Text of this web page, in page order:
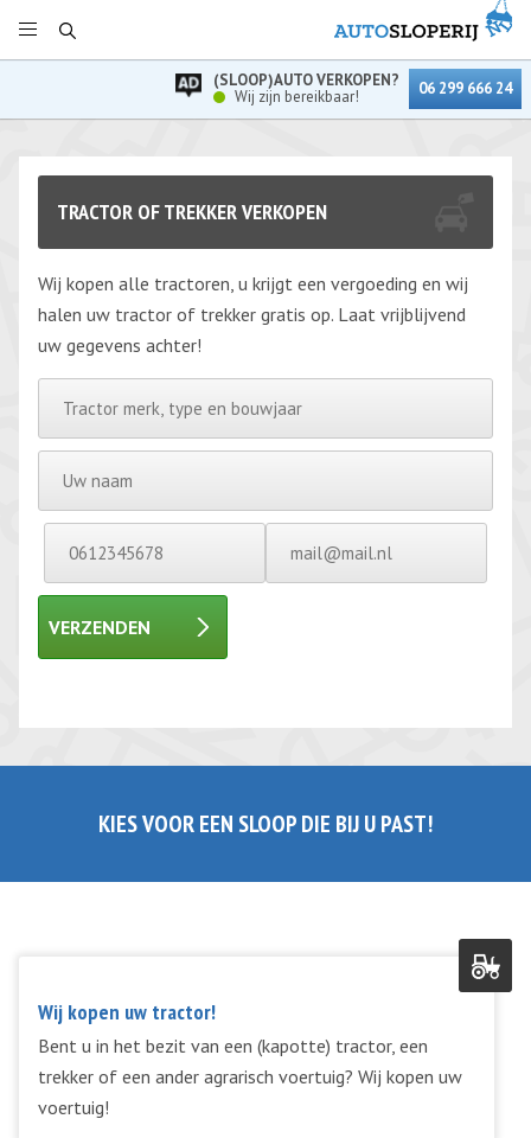
(SLOOP)AUTO VERKOPEN?
Wij zijn bereikbaar!
06 299 666 24
TRACTOR OF TREKKER VERKOPEN
Wij kopen alle tractoren, u krijgt een vergoeding en wij
halen uw tractor of trekker gratis op. Laat vrijblijvend
uw gegevens achter!
VERZENDEN
Gelieve dit veld leeg te laten.
KIES VOOR EEN SLOOP DIE BIJ U PAST!
Wij kopen uw tractor!
Bent u in het bezit van een (kapotte) tractor, een
trekker of een ander agrarisch voertuig? Wij kopen uw
voertuig!